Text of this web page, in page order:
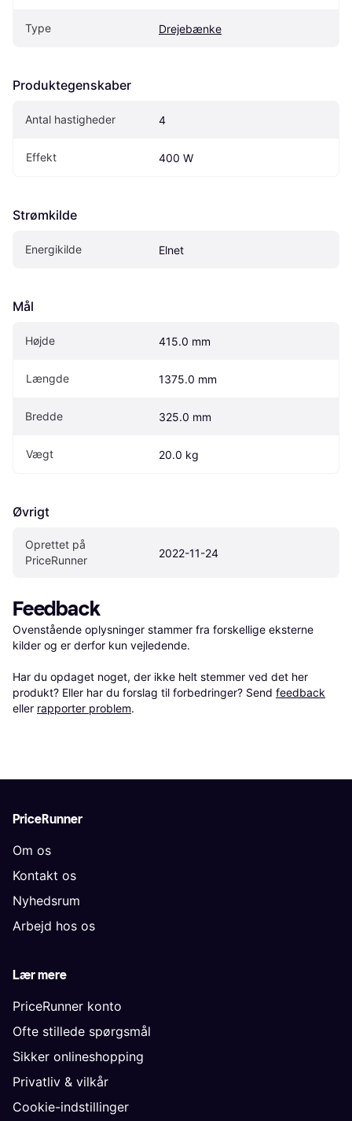
Type Drejebænke
Produktegenskaber
Antal hastigheder 4
Effekt 400 W
Strømkilde
Energikilde Elnet
Mål
Højde 415.0 mm
Længde 1375.0 mm
Bredde 325.0 mm
Vægt 20.0 kg
Øvrigt
Oprettet på
PriceRunner
2022-11-24
Feedback
Ovenstående oplysninger stammer fra forskellige eksterne
kilder og er derfor kun vejledende.
Har du opdaget noget, der ikke helt stemmer ved det her
produkt? Eller har du forslag til forbedringer? Send feedback
eller rapporter problem.
PriceRunner
Om os
Kontakt os
Nyhedsrum
Arbejd hos os
Lær mere
PriceRunner konto
Ofte stillede spørgsmål
Sikker onlineshopping
Privatliv & vilkår
Cookie-indstillinger